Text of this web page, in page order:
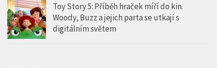
Toy Story 5: Příběh hraček míří do kin.
Woody, Buzz a jejich parta se utkají s
digitálním světem